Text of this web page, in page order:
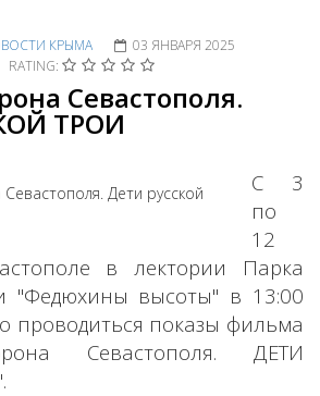
КРЫМА
03 ЯНВАРЯ 2025
RATING:
Севастополя.
ТРОИ
С 3
по
12
в лектории Парка
"Федюхины высоты" в 13:00
проводиться показы фильма
Севастополя. ДЕТИ